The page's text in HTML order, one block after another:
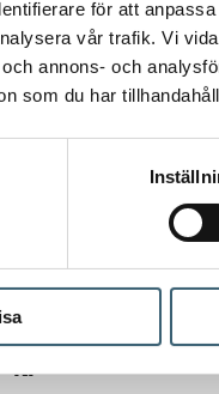
för att
vår trafik. Vi
annons- och
som du har
plastkoppling rak
– 1/2″
kr